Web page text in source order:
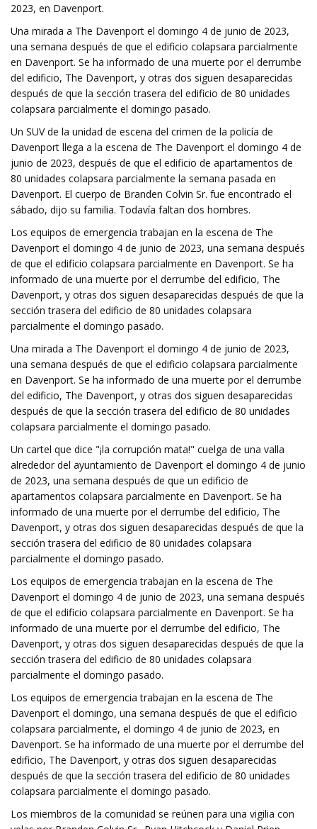
2023, en Davenport.
Una mirada a The Davenport el domingo 4 de junio de 2023,
una semana después de que el edificio colapsara parcialmente
en Davenport. Se ha informado de una muerte por el derrumbe
del edificio, The Davenport, y otras dos siguen desaparecidas
después de que la sección trasera del edificio de 80 unidades
colapsara parcialmente el domingo pasado.
Un SUV de la unidad de escena del crimen de la policía de
Davenport llega a la escena de The Davenport el domingo 4 de
junio de 2023, después de que el edificio de apartamentos de
80 unidades colapsara parcialmente la semana pasada en
Davenport. El cuerpo de Branden Colvin Sr. fue encontrado el
sábado, dijo su familia. Todavía faltan dos hombres.
Los equipos de emergencia trabajan en la escena de The
Davenport el domingo 4 de junio de 2023, una semana después
de que el edificio colapsara parcialmente en Davenport. Se ha
informado de una muerte por el derrumbe del edificio, The
Davenport, y otras dos siguen desaparecidas después de que la
sección trasera del edificio de 80 unidades colapsara
parcialmente el domingo pasado.
Una mirada a The Davenport el domingo 4 de junio de 2023,
una semana después de que el edificio colapsara parcialmente
en Davenport. Se ha informado de una muerte por el derrumbe
del edificio, The Davenport, y otras dos siguen desaparecidas
después de que la sección trasera del edificio de 80 unidades
colapsara parcialmente el domingo pasado.
Un cartel que dice "¡la corrupción mata!" cuelga de una valla
alrededor del ayuntamiento de Davenport el domingo 4 de junio
de 2023, una semana después de que un edificio de
apartamentos colapsara parcialmente en Davenport. Se ha
informado de una muerte por el derrumbe del edificio, The
Davenport, y otras dos siguen desaparecidas después de que la
sección trasera del edificio de 80 unidades colapsara
parcialmente el domingo pasado.
Los equipos de emergencia trabajan en la escena de The
Davenport el domingo 4 de junio de 2023, una semana después
de que el edificio colapsara parcialmente en Davenport. Se ha
informado de una muerte por el derrumbe del edificio, The
Davenport, y otras dos siguen desaparecidas después de que la
sección trasera del edificio de 80 unidades colapsara
parcialmente el domingo pasado.
Los equipos de emergencia trabajan en la escena de The
Davenport el domingo, una semana después de que el edificio
colapsara parcialmente, el domingo 4 de junio de 2023, en
Davenport. Se ha informado de una muerte por el derrumbe del
edificio, The Davenport, y otras dos siguen desaparecidas
después de que la sección trasera del edificio de 80 unidades
colapsara parcialmente el domingo pasado.
Los miembros de la comunidad se reúnen para una vigilia con